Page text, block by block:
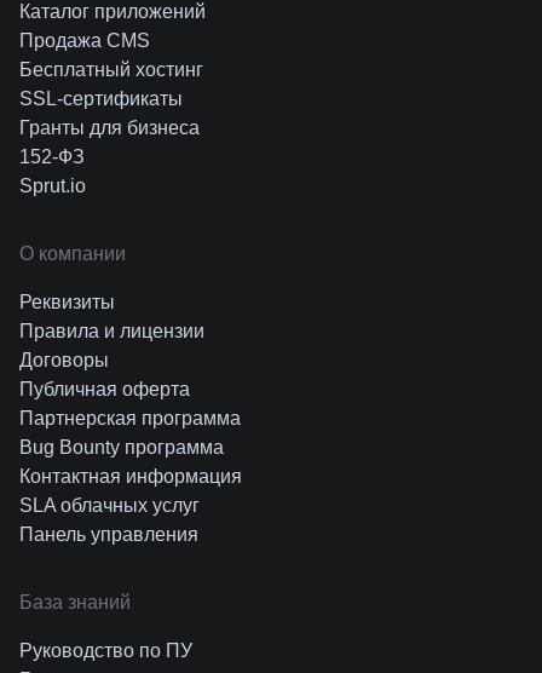
Каталог приложений
Продажа CMS
Бесплатный хостинг
SSL-сертификаты
Гранты для бизнеса
152-ФЗ
Sprut.io
О компании
Реквизиты
Правила и лицензии
Договоры
Публичная оферта
Партнерская программа
Bug Bounty программа
Контактная информация
SLA облачных услуг
Панель управления
База знаний
Руководство по ПУ